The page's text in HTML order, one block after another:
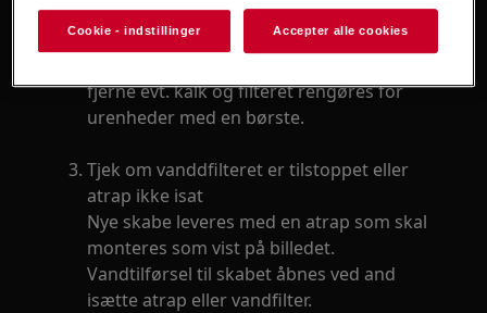
og derefter skrue tilløbsslangen af ved
vandtilslutingen. Hvis filteret er blokeret
fjerne evt. kalk og filteret rengøres for
urenheder med en børste.
Tjek om vanddfilteret er tilstoppet eller
atrap ikke isat
Nye skabe leveres med en atrap som skal
monteres som vist på billedet.
Vandtilførsel til skabet åbnes ved and
isætte atrap eller vandfilter.
Cookie - indstillinger Accepter alle cookies